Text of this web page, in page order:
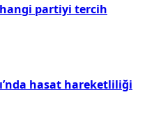
hangi partiyi tercih
hasat hareketliliği